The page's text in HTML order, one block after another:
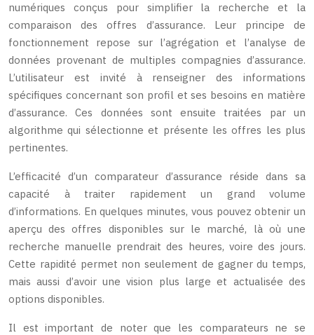
numériques conçus pour simplifier la recherche et la
comparaison des offres d’assurance. Leur principe de
fonctionnement repose sur l’agrégation et l’analyse de
données provenant de multiples compagnies d’assurance.
L’utilisateur est invité à renseigner des informations
spécifiques concernant son profil et ses besoins en matière
d’assurance. Ces données sont ensuite traitées par un
algorithme qui sélectionne et présente les offres les plus
pertinentes.
L’efficacité d’un comparateur d’assurance réside dans sa
capacité à traiter rapidement un grand volume
d’informations. En quelques minutes, vous pouvez obtenir un
aperçu des offres disponibles sur le marché, là où une
recherche manuelle prendrait des heures, voire des jours.
Cette rapidité permet non seulement de gagner du temps,
mais aussi d’avoir une vision plus large et actualisée des
options disponibles.
Il est important de noter que les comparateurs ne se